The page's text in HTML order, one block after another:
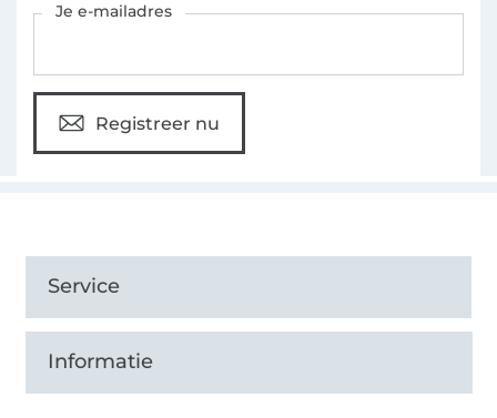
Je e-mailadres
Registreer nu
Service
Informatie